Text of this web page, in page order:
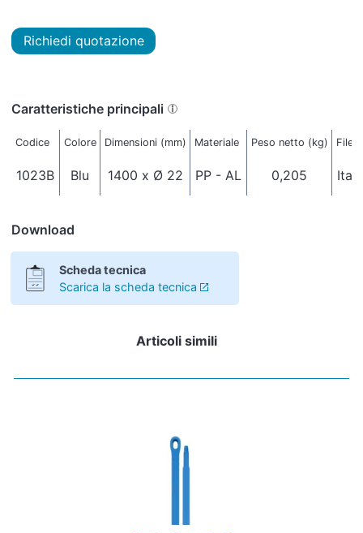
Richiedi quotazione
Caratteristiche principali
Codice Colore Dimensioni (mm) Materiale Peso netto (kg)
1023B Blu 1400 x Ø 22 PP - AL 0,205
Download
Scheda tecnica
Scarica la scheda tecnica
Articoli simili